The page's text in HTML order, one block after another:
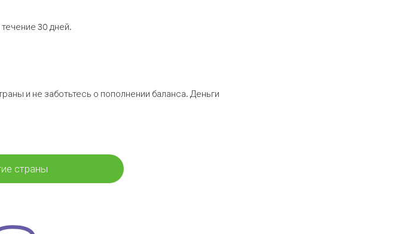
30 дней.
и не заботьтесь о пополнении баланса. Деньги
страны